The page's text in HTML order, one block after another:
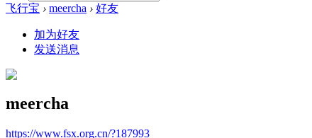
飞行宝 › meercha › 好友
加为好友
发送消息
meercha
https://www.fsx.org.cn/?187993